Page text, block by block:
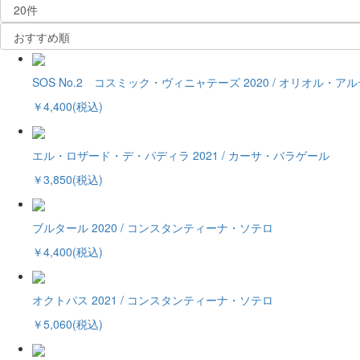
SOS No.2 コスミック・ヴィニャテーズ 2020 / オリオル・アル
￥4,400(税込)
エル・ロザード・デ・パディラ 2021 / カーサ・バラゲール
￥3,850(税込)
ブルタール 2020 / コンスタンティーナ・ソテロ
￥4,400(税込)
オクトパス 2021 / コンスタンティーナ・ソテロ
￥5,060(税込)